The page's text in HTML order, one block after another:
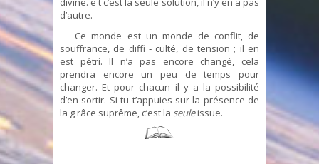
d’autre.
Ce monde est un monde de conflit, de
souffrance, de diffi ‑ culté, de tension ; il en
est pétri. Il n’a pas encore changé, cela
prendra encore un peu de temps pour
changer. Et pour chacun il y a la possibilité
d’en sortir. Si tu t’appuies sur la présence de
la g râce suprême, c’est la seuleissue.